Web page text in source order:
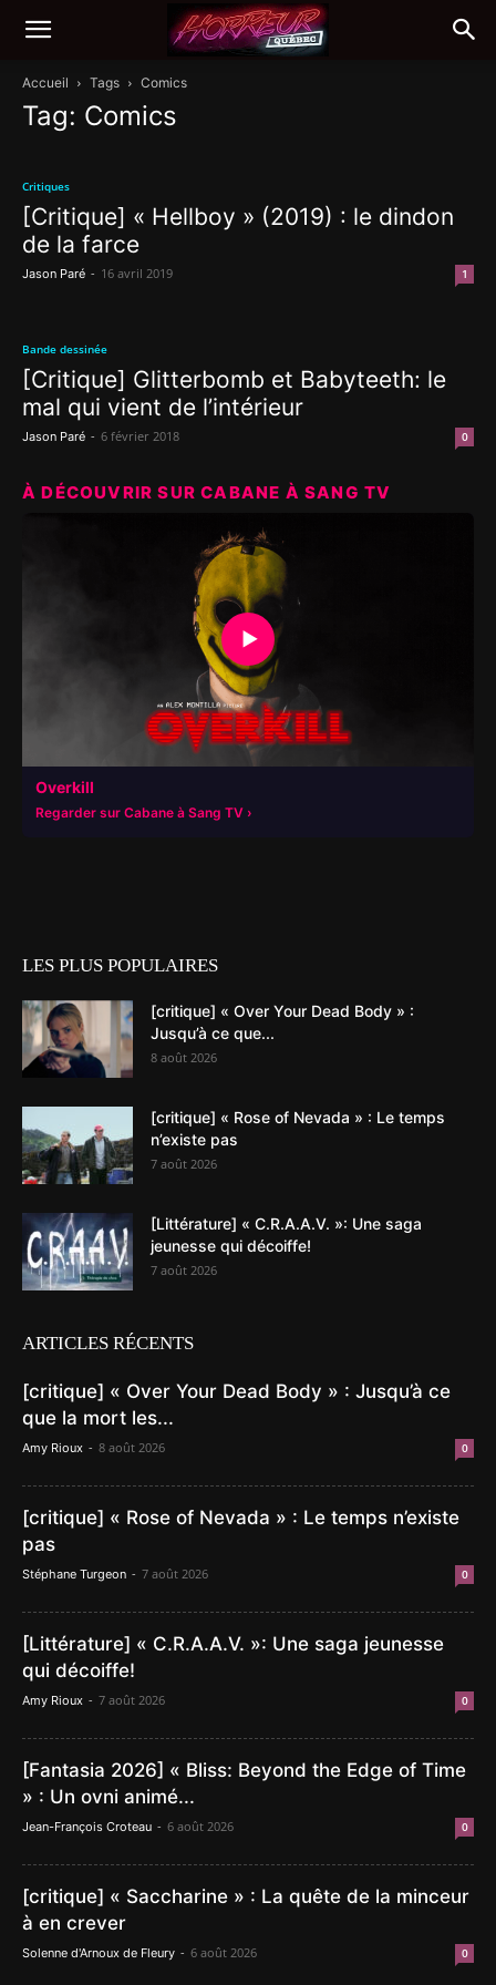
Accueil Tags Comics
Tag: Comics
Critiques
[Critique] « Hellboy » (2019) : le dindon
de la farce
Jason Paré - 16 avril 2019 1
Bande dessinée
[Critique] Glitterbomb et Babyteeth: le
mal qui vient de l’intérieur
Jason Paré - 6 février 2018 0
À DÉCOUVRIR SUR CABANE À SANG TV
▶
Overkill
Regarder sur Cabane à Sang TV
LES PLUS POPULAIRES
[critique] « Over Your Dead Body » :
Jusqu’à ce que...
8 août 2026
[critique] « Rose of Nevada » : Le temps
n’existe pas
7 août 2026
[Littérature] « C.R.A.A.V. »: Une saga
jeunesse qui décoiffe!
7 août 2026
ARTICLES RÉCENTS
[critique] « Over Your Dead Body » : Jusqu’à ce
que la mort les...
Amy Rioux - 8 août 2026 0
[critique] « Rose of Nevada » : Le temps n’existe
pas
Stéphane Turgeon - 7 août 2026 0
[Littérature] « C.R.A.A.V. »: Une saga jeunesse
qui décoiffe!
Amy Rioux - 7 août 2026 0
[Fantasia 2026] « Bliss: Beyond the Edge of Time
» : Un ovni animé...
Jean-François Croteau - 6 août 2026 0
[critique] « Saccharine » : La quête de la minceur
à en crever
Solenne d'Arnoux de Fleury - 6 août 2026 0